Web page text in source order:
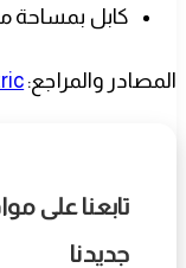
كابل بمساحة مقطع
المصادر والمراجع:
تابعنا على
جديدنا